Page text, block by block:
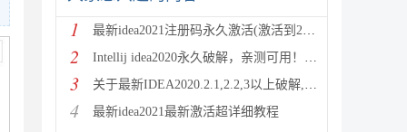
1 最新idea2021注册码永久激活(激活到2100年)
2 Intellij idea2020永久破解，亲测可用！！！
3 关于最新IDEA2020.2.1,2.2,3以上破解,激活失
4 最新idea2021最新激活超详细教程